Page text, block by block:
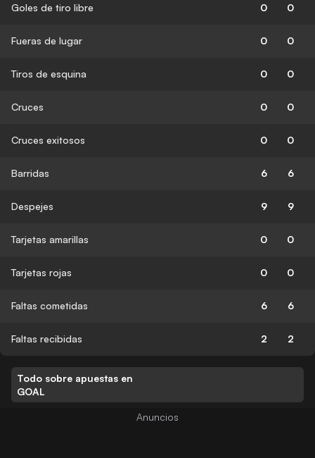
Goles de tiro libre 0 0
Fueras de lugar 0 0
Tiros de esquina 0 0
Cruces 0 0
Cruces exitosos 0 0
Barridas 6 6
Despejes 9 9
Tarjetas amarillas 0 0
Tarjetas rojas 0 0
Faltas cometidas 6 6
Faltas recibidas 2 2
Todo sobre apuestas en
GOAL